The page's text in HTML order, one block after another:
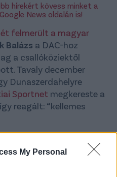
My Personal
hírekért kövess minket a
Google News oldalán is!
felmerült a magyar
Balázs a DAC-hoz
a csallóköziektől
Tavaly december
Dunaszerdahelyre
Sportnet megkereste a
reagált: “kellemes
amelyet
nélkül közlünk: